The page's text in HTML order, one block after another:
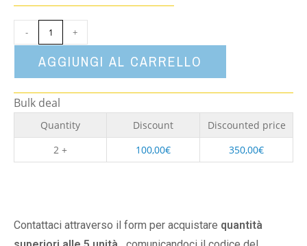
- +
AGGIUNGI AL CARRELLO
Bulk deal
Quantity Discount
Discounted price
2 +
100,00€ 350,00€
Contattaci attraverso il form per acquistare quantità